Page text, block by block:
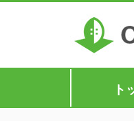
ト